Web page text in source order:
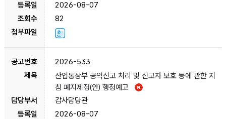
2026-08-07
82
2026-533
산업통상부 공익신고 처리 및 신고자 보호 등에 관한 지
침 폐지제정(안) 행정예고
감사담당관
2026-08-07